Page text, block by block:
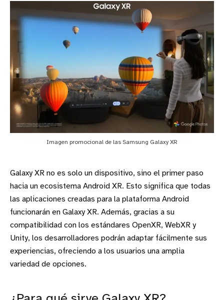
Imagen promocional de las Samsung Galaxy XR
Galaxy XR no es solo un dispositivo, sino el primer paso
hacia un ecosistema Android XR. Esto significa que todas
las aplicaciones creadas para la plataforma Android
funcionarán en Galaxy XR. Además, gracias a su
compatibilidad con los estándares OpenXR, WebXR y
Unity, los desarrolladores podrán adaptar fácilmente sus
experiencias, ofreciendo a los usuarios una amplia
variedad de opciones.